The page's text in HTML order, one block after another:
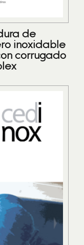
de
inoxidable
corrugado